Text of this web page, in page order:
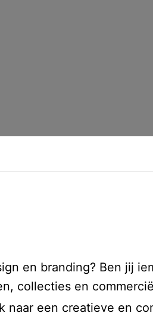
en branding? Ben jij
collecties en
naar een creatieve en